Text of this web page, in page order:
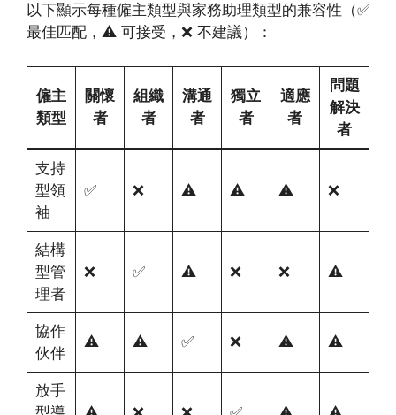
以下顯示每種僱主類型與家務助理類型的兼容性（✅
最佳匹配，⚠️ 可接受，❌ 不建議）：
僱主
類型
關懷
者
組織
者
溝通
者
獨立
者
適應
者
問題
解決
者
支持
型領
袖
✅ ❌ ⚠️ ⚠️ ⚠️ ❌
結構
型管
理者
❌ ✅ ⚠️ ❌ ❌ ⚠️
協作
伙伴
⚠️ ⚠️ ✅ ❌ ⚠️ ⚠️
放手